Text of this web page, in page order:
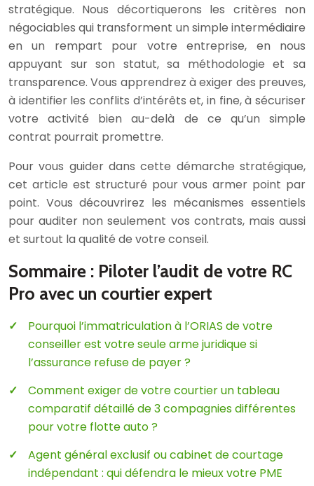
stratégique. Nous décortiquerons les critères non
négociables qui transforment un simple intermédiaire
en un rempart pour votre entreprise, en nous
appuyant sur son statut, sa méthodologie et sa
transparence. Vous apprendrez à exiger des preuves,
à identifier les conflits d’intérêts et, in fine, à sécuriser
votre activité bien au-delà de ce qu’un simple
contrat pourrait promettre.
Pour vous guider dans cette démarche stratégique,
cet article est structuré pour vous armer point par
point. Vous découvrirez les mécanismes essentiels
pour auditer non seulement vos contrats, mais aussi
et surtout la qualité de votre conseil.
Sommaire : Piloter l’audit de votre RC
Pro avec un courtier expert
Pourquoi l’immatriculation à l’ORIAS de votre
conseiller est votre seule arme juridique si
l’assurance refuse de payer ?
Comment exiger de votre courtier un tableau
comparatif détaillé de 3 compagnies différentes
pour votre flotte auto ?
Agent général exclusif ou cabinet de courtage
indépendant : qui défendra le mieux votre PME